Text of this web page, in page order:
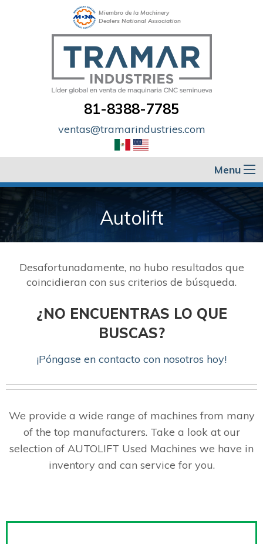
Miembro de la Machinery
Dealers National Association
81-8388-7785
ventas@tramarindustries.com
Menu
Autolift
Desafortunadamente, no hubo resultados que
coincidieran con sus criterios de búsqueda.
¿NO ENCUENTRAS LO QUE
BUSCAS?
¡Póngase en contacto con nosotros hoy!
We provide a wide range of machines from many
of the top manufacturers. Take a look at our
selection of AUTOLIFT Used Machines we have in
inventory and can service for you.